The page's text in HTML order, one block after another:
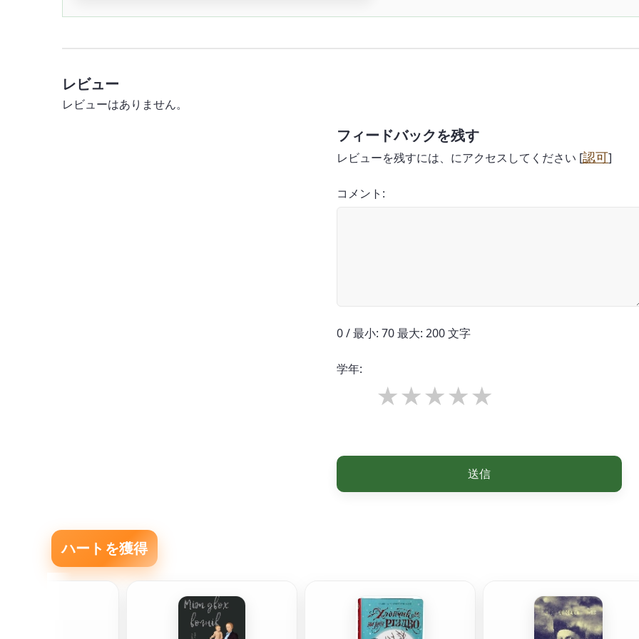
レビュー
レビューはありません。
フィードバックを残す
レビューを残すには、にアクセスしてください [認可]
コメント:
0 / 最小: 70 最大: 200 文字
学年:
送信
ハートを獲得